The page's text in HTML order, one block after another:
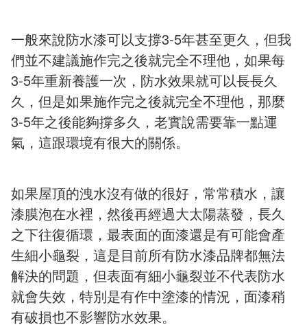
一般來說防水漆可以支撐3-5年甚至更久，但我
們並不建議施作完之後就完全不理他，如果每
3-5年重新養護一次，防水效果就可以長長久
久，但是如果施作完之後就完全不理他，那麼
3-5年之後能夠撐多久，老實說需要靠一點運
氣，這跟環境有很大的關係。
如果屋頂的洩水沒有做的很好，常常積水，讓
漆膜泡在水裡，然後再經過大太陽蒸發，長久
之下往復循環，最表面的面漆還是有可能會產
生細小龜裂，這是目前所有防水漆品牌都無法
解決的問題，但表面有細小龜裂並不代表防水
就會失效，特別是有作中塗漆的情況，面漆稍
有破損也不影響防水效果。